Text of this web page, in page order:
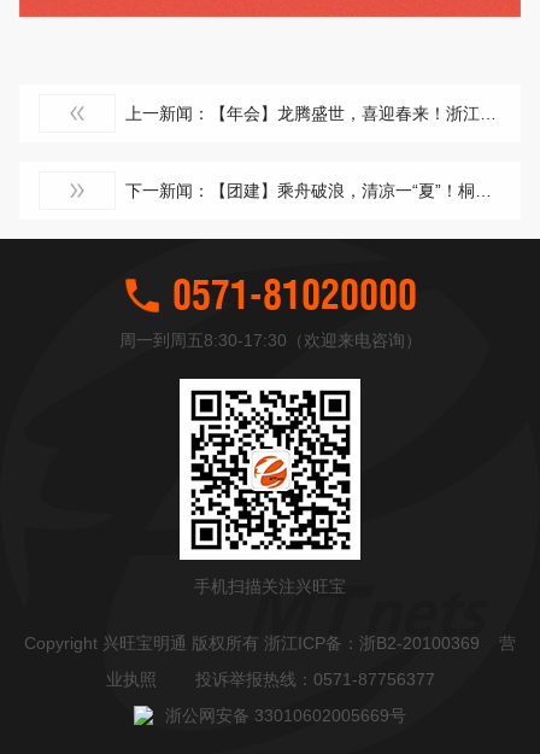
上一新闻：【年会】龙腾盛世，喜迎春来！浙江兴旺宝明通新春年会隆重举行，2024年我们赓续前行
下一新闻：【团建】乘舟破浪，清凉一“夏”！桐庐山湾湾一日漂流记
0571-81020000
周一到周五8:30-17:30（欢迎来电咨询）
手机扫描关注兴旺宝
Copyright 兴旺宝明通 版权所有 浙江ICP备： 浙B2-20100369
营
业执照 投诉举报热线：0571-87756377
浙公网安备 33010602005669号